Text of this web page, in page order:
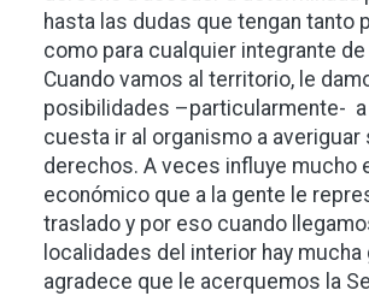
hasta las dudas que tengan tanto
como para cualquier integrante de
Cuando vamos al territorio, le
posibilidades –particularmente-
cuesta ir al organismo a
derechos. A veces influye mucho
económico que a la gente le
traslado y por eso cuando
localidades del interior hay mucha
agradece que le acerquemos la